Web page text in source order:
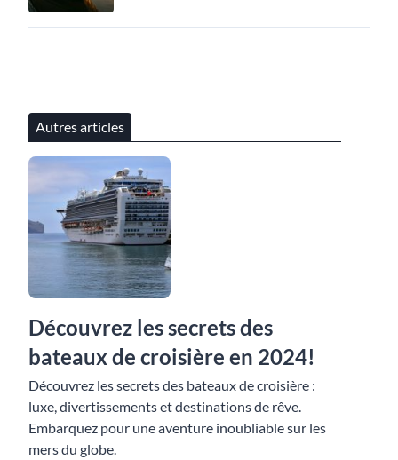
Autres articles
Découvrez les secrets des
bateaux de croisière en 2024!
Découvrez les secrets des bateaux de croisière :
luxe, divertissements et destinations de rêve.
Embarquez pour une aventure inoubliable sur les
mers du globe.